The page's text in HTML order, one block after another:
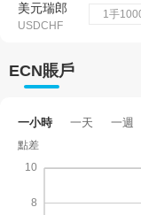
美元瑞郎
USDCHF
1手
NZDUSD
美元人民幣
歐元日元
EURJPY
英鎊日元
ECN賬戶
一小時 一天 一週